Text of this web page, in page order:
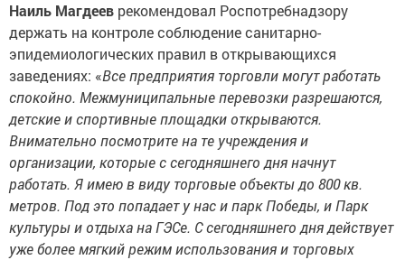
Наиль Магдеев рекомендовал Роспотребнадзору
держать на контроле соблюдение санитарно-
эпидемиологических правил в открывающихся
заведениях: «Все предприятия торговли могут работать
спокойно. Межмуниципальные перевозки разрешаются,
детские и спортивные площадки открываются.
Внимательно посмотрите на те учреждения и
организации, которые с сегодняшнего дня начнут
работать. Я имею в виду торговые объекты до 800 кв.
метров. Под это попадает у нас и парк Победы, и Парк
культуры и отдыха на ГЭСе. С сегодняшнего дня действует
уже более мягкий режим использования и торговых